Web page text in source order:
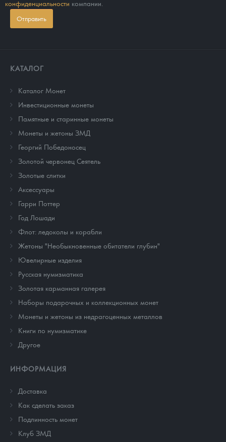
конфиденциальности компании.
Отправить
КАТАЛОГ
Каталог Монет
Инвестиционные монеты
Памятные и старинные монеты
Монеты и жетоны ЗМД
Георгий Победоносец
Золотой червонец Сеятель
Золотые слитки
Аксессуары
Гарри Поттер
Год Лошади
Флот: ледоколы и корабли
Жетоны "Необыкновенные обитатели глубин"
Ювелирные изделия
Русская нумизматика
Золотая карманная галерея
Наборы подарочных и коллекционных монет
Монеты и жетоны из недрагоценных металлов
Книги по нумизматике
Другое
ИНФОРМАЦИЯ
Доставка
Как сделать заказ
Подлинность монет
Клуб ЗМД